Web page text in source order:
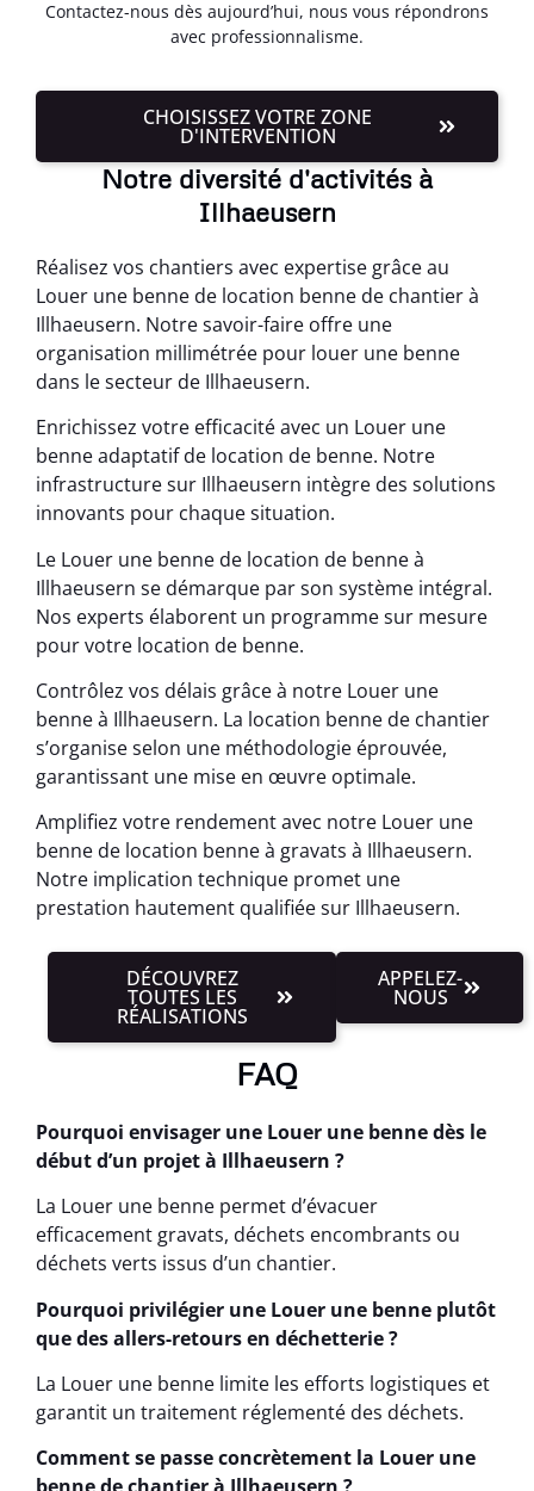
Contactez-nous dès aujourd’hui, nous vous répondrons
avec professionnalisme.
CHOISISSEZ VOTRE ZONE
D'INTERVENTION
Notre diversité d'activités à
Illhaeusern
Réalisez vos chantiers avec expertise grâce au
Louer une benne de location benne de chantier à
Illhaeusern. Notre savoir-faire offre une
organisation millimétrée pour louer une benne
dans le secteur de Illhaeusern.
Enrichissez votre efficacité avec un Louer une
benne adaptatif de location de benne. Notre
infrastructure sur Illhaeusern intègre des solutions
innovants pour chaque situation.
Le Louer une benne de location de benne à
Illhaeusern se démarque par son système intégral.
Nos experts élaborent un programme sur mesure
pour votre location de benne.
Contrôlez vos délais grâce à notre Louer une
benne à Illhaeusern. La location benne de chantier
s’organise selon une méthodologie éprouvée,
garantissant une mise en œuvre optimale.
Amplifiez votre rendement avec notre Louer une
benne de location benne à gravats à Illhaeusern.
Notre implication technique promet une
prestation hautement qualifiée sur Illhaeusern.
DÉCOUVREZ
TOUTES LES
RÉALISATIONS
APPELEZ-
NOUS
FAQ
Pourquoi envisager une Louer une benne dès le
début d’un projet à Illhaeusern ?
La Louer une benne permet d’évacuer
efficacement gravats, déchets encombrants ou
déchets verts issus d’un chantier.
Pourquoi privilégier une Louer une benne plutôt
que des allers-retours en déchetterie ?
La Louer une benne limite les efforts logistiques et
garantit un traitement réglementé des déchets.
Comment se passe concrètement la Louer une